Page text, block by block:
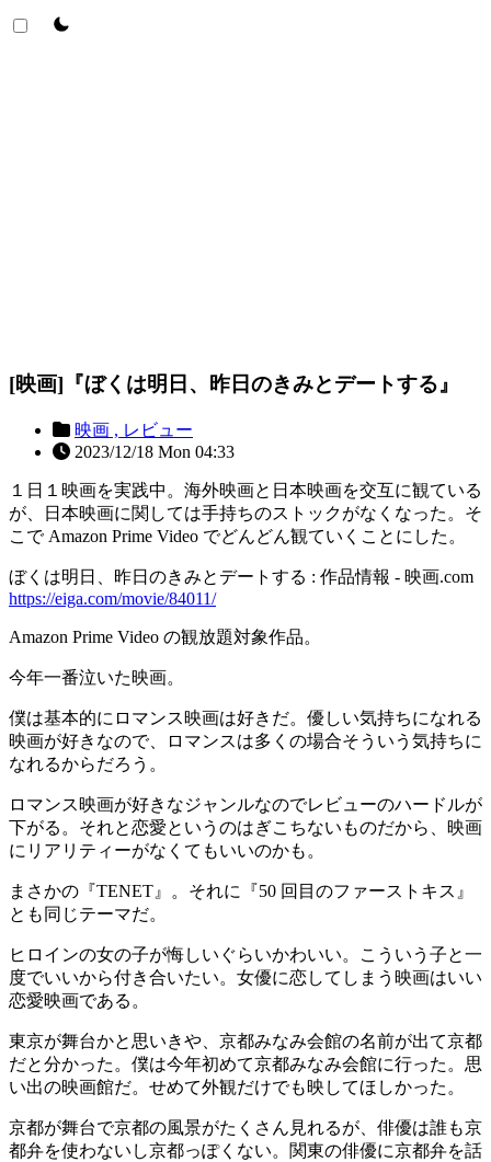
theme switcher
[映画]『ぼくは明日、昨日のきみとデートする』
映画 , レビュー
2023/12/18 Mon 04:33
１日１映画を実践中。海外映画と日本映画を交互に観ている
が、日本映画に関しては手持ちのストックがなくなった。そ
こで Amazon Prime Video でどんどん観ていくことにした。
ぼくは明日、昨日のきみとデートする : 作品情報 - 映画.com
https://eiga.com/movie/84011/
Amazon Prime Video の観放題対象作品。
今年一番泣いた映画。
僕は基本的にロマンス映画は好きだ。優しい気持ちになれる
映画が好きなので、ロマンスは多くの場合そういう気持ちに
なれるからだろう。
ロマンス映画が好きなジャンルなのでレビューのハードルが
下がる。それと恋愛というのはぎこちないものだから、映画
にリアリティーがなくてもいいのかも。
まさかの『TENET』。それに『50 回目のファーストキス』
とも同じテーマだ。
ヒロインの女の子が悔しいぐらいかわいい。こういう子と一
度でいいから付き合いたい。女優に恋してしまう映画はいい
恋愛映画である。
東京が舞台かと思いきや、京都みなみ会館の名前が出て京都
だと分かった。僕は今年初めて京都みなみ会館に行った。思
い出の映画館だ。せめて外観だけでも映してほしかった。
京都が舞台で京都の風景がたくさん見れるが、俳優は誰も京
都弁を使わないし京都っぽくない。関東の俳優に京都弁を話